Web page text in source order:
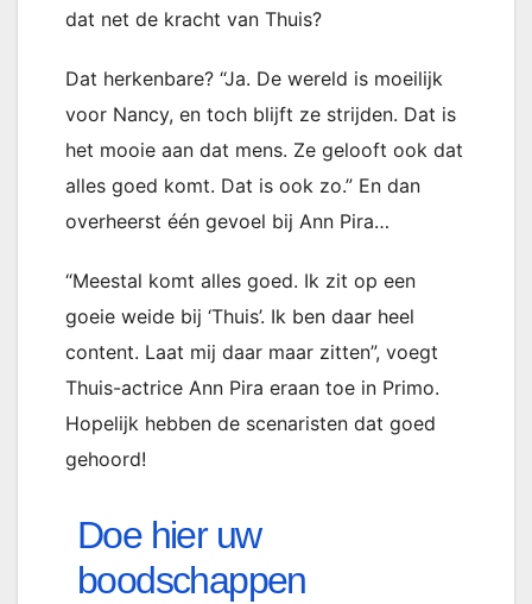
dat net de kracht van Thuis?
Dat herkenbare? “Ja. De wereld is moeilijk
voor Nancy, en toch blijft ze strijden. Dat is
het mooie aan dat mens. Ze gelooft ook dat
alles goed komt. Dat is ook zo.” En dan
overheerst één gevoel bij Ann Pira…
“Meestal komt alles goed. Ik zit op een
goeie weide bij ‘Thuis’. Ik ben daar heel
content. Laat mij daar maar zitten”, voegt
Thuis-actrice Ann Pira eraan toe in Primo.
Hopelijk hebben de scenaristen dat goed
gehoord!
Doe hier uw
boodschappen